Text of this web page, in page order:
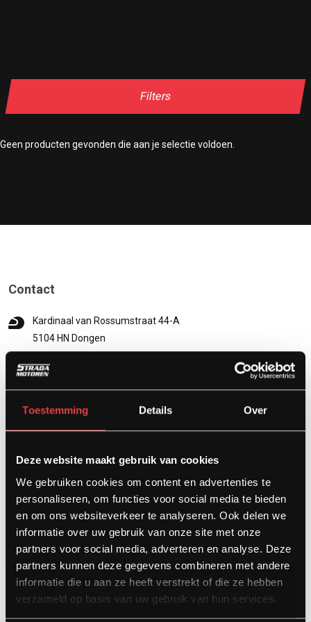
Toestemming Details Over
Deze website maakt gebruik van cookies
We gebruiken cookies om content en advertenties te
personaliseren, om functies voor social media te bieden
en om ons websiteverkeer te analyseren. Ook delen we
informatie over uw gebruik van onze site met onze
partners voor social media, adverteren en analyse. Deze
partners kunnen deze gegevens combineren met andere
informatie die u aan ze heeft verstrekt of die ze hebben
verzameld op basis van uw gebruik van hun services.
Filters
Geen producten gevonden die aan je selectie voldoen.
Contact
Kardinaal van Rossumstraat 44-A
5104 HN Dongen
info@stradamotoren.nl
Whatsapp
Diensten
Afspraak showroom
Afspraak werkplaats